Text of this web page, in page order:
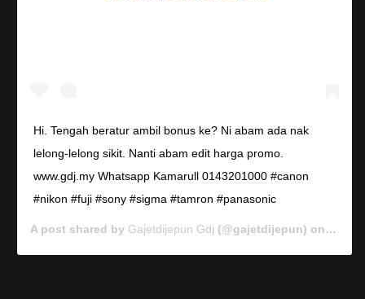
Hi. Tengah beratur ambil bonus ke? Ni abam ada nak
lelong-lelong sikit. Nanti abam edit harga promo.
www.gdj.my Whatsapp Kamarull 0143201000 #canon
#nikon #fuji #sony #sigma #tamron #panasonic
A post shared by Gajetdijepun Gdj (@gajetdijepun) on Jan 7,